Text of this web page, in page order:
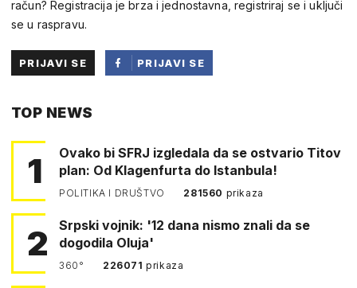
račun? Registracija je brza i jednostavna, registriraj se i uključi
se u raspravu.
PRIJAVI SE
PRIJAVI SE
TOP NEWS
1
Ovako bi SFRJ izgledala da se ostvario Titov
plan: Od Klagenfurta do Istanbula!
POLITIKA I DRUŠTVO 281560 prikaza
2
Srpski vojnik: '12 dana nismo znali da se
dogodila Oluja'
360° 226071prikaza